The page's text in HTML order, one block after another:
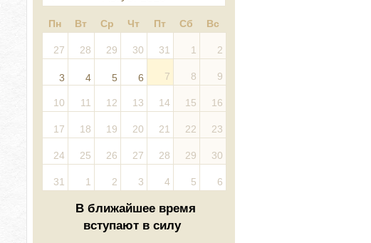
Пн Вт Ср Чт Пт Сб Вс
27 28 29 30 31 1 2
3 4 5 6 7 8 9
10 11 12 13 14 15 16
17 18 19 20 21 22 23
24 25 26 27 28 29 30
31 1 2 3 4 5 6
В ближайшее время
вступают в силу